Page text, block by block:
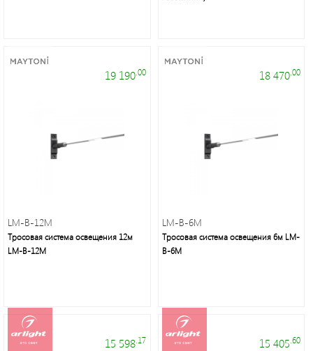
светильники,
19 190.00
LM-B-12M
Тросовая система освещения 12м
LM-B-12M
18 470.00
LM-B-6M
Тросовая система освещения 6м LM-
B-6M
15 598 .17 15 405 .60